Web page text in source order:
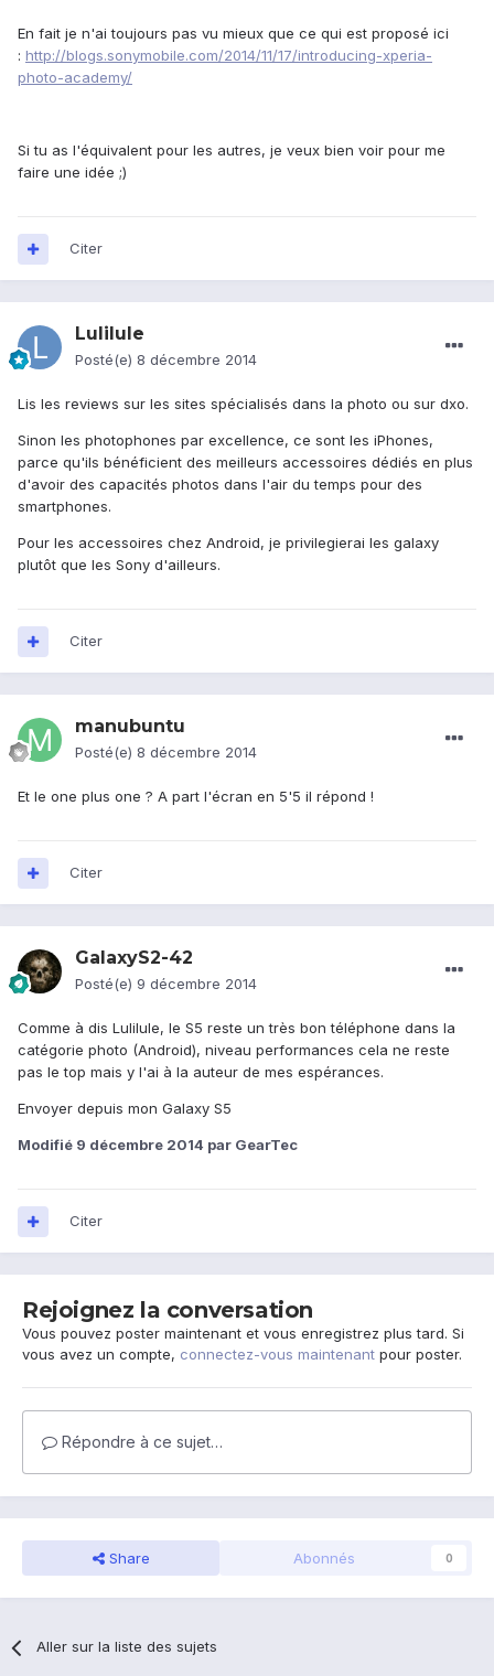
En fait je n'ai toujours pas vu mieux que ce qui est proposé ici
: http://blogs.sonymobile.com/2014/11/17/introducing-xperia-
photo-academy/
Si tu as l'équivalent pour les autres, je veux bien voir pour me
faire une idée ;)
Citer
Lulilule
Posté(e) 8 décembre 2014
Lis les reviews sur les sites spécialisés dans la photo ou sur dxo.
Sinon les photophones par excellence, ce sont les iPhones,
parce qu'ils bénéficient des meilleurs accessoires dédiés en plus
d'avoir des capacités photos dans l'air du temps pour des
smartphones.
Pour les accessoires chez Android, je privilegierai les galaxy
plutôt que les Sony d'ailleurs.
Citer
manubuntu
Posté(e) 8 décembre 2014
Et le one plus one ? A part l'écran en 5'5 il répond !
Citer
GalaxyS2-42
Posté(e) 9 décembre 2014
Comme à dis Lulilule, le S5 reste un très bon téléphone dans la
catégorie photo (Android), niveau performances cela ne reste
pas le top mais y l'ai à la auteur de mes espérances.
Envoyer depuis mon Galaxy S5
Modifié 9 décembre 2014 par GearTec
Citer
Rejoignez la conversation
Vous pouvez poster maintenant et vous enregistrez plus tard. Si
vous avez un compte, connectez-vous maintenant pour poster.
Répondre à ce sujet…
Share Abonnés 0
Aller sur la liste des sujets